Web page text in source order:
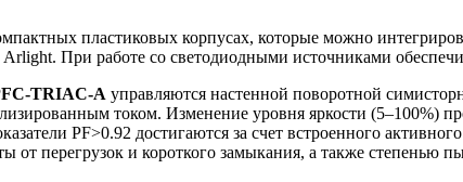
пластиковых корпусах, которые можно
При работе со светодиодными источниками
TRIAC-A управляются настенной поворотной
током. Изменение уровня яркости (5–100%)
PF>0.92 достигаются за счет встроенного
перегрузок и короткого замыкания, а также степенью